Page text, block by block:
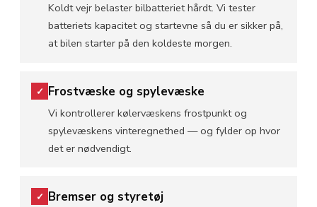
Koldt vejr belaster bilbatteriet hårdt. Vi tester
batteriets kapacitet og startevne så du er sikker på,
at bilen starter på den koldeste morgen.
✓ Frostvæske og spylevæske
Vi kontrollerer kølervæskens frostpunkt og
spylevæskens vinteregnethed — og fylder op hvor
det er nødvendigt.
✓ Bremser og styretøj